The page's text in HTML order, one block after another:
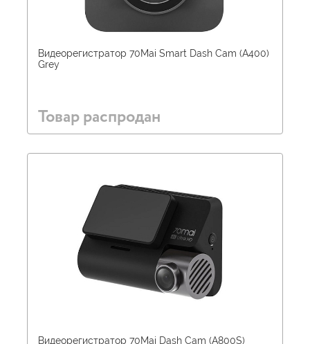
Видеорегистратор 70Mai Smart Dash Cam (A400)
Grey
Товар распродан
Видеорегистратор 70Mai Dash Cam (A800S)